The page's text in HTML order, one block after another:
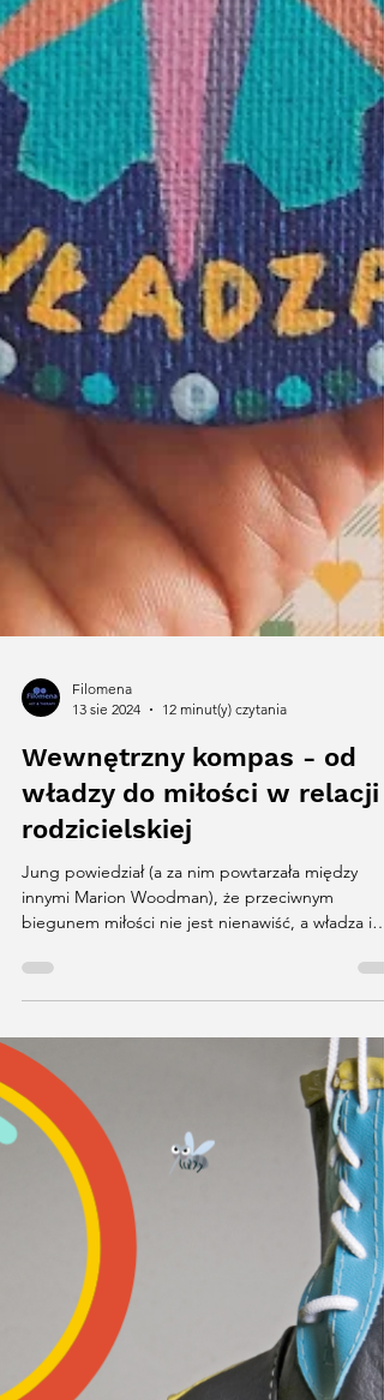
Filomena
13 sie 2024
12 minut(y) czytania
Wewnętrzny kompas - od
władzy do miłości w relacji
rodzicielskiej
Jung powiedział (a za nim powtarzała między
biegunem miłości nie jest nienawiść, a władza i
tam...